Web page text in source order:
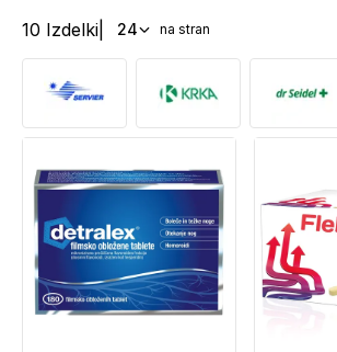
10 Izdelki 24 na stran